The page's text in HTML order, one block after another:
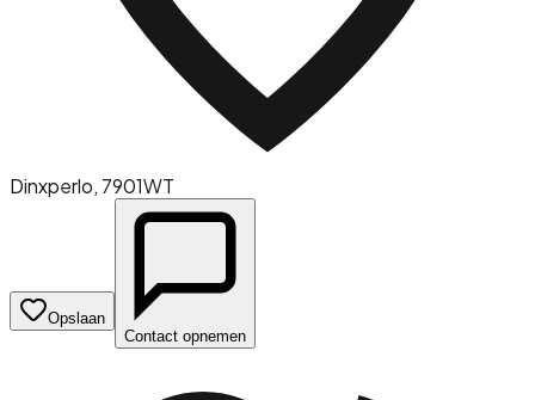
Dinxperlo, 7901WT
Opslaan
Contact opnemen